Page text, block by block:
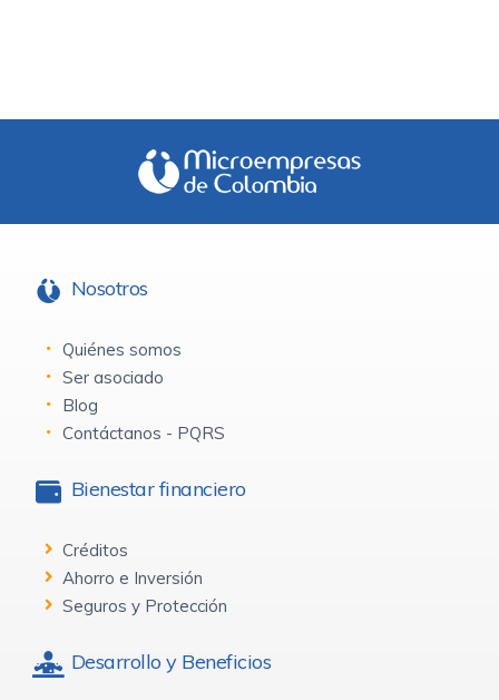
Nosotros
Quiénes somos
Ser asociado
Blog
Contáctanos - PQRS
Bienestar financiero
Créditos
Ahorro e Inversión
Seguros y Protección
Desarrollo y Beneficios